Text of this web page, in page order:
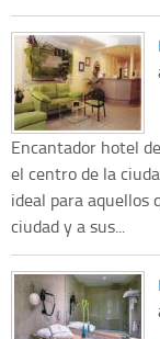
Encantador hotel
el centro de la
ideal para aquellos
ciudad y a sus...